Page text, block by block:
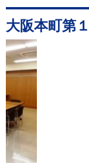
大阪本町第